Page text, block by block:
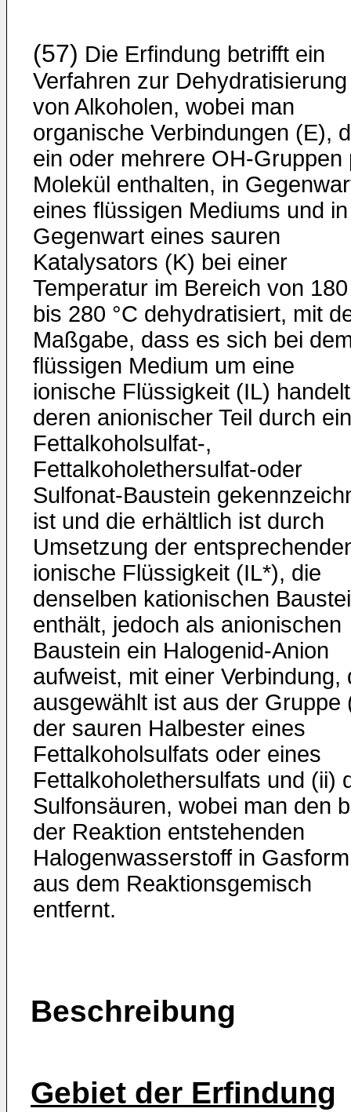
(57) Die Erfindung betrifft ein
Verfahren zur Dehydratisierung
von Alkoholen, wobei man
organische Verbindungen (E),
ein oder mehrere OH-Gruppen
Molekül enthalten, in
eines flüssigen Mediums und in
Gegenwart eines sauren
Katalysators (K) bei einer
Temperatur im Bereich von 180
bis 280 °C dehydratisiert, mit
Maßgabe, dass es sich bei
flüssigen Medium um eine
ionische Flüssigkeit (IL)
deren anionischer Teil durch
Fettalkoholsulfat-,
Fettalkoholethersulfat-oder
Sulfonat-Baustein
ist und die erhältlich ist durch
Umsetzung der
ionische Flüssigkeit (IL*), die
denselben kationischen
enthält, jedoch als anionischen
Baustein ein Halogenid-Anion
aufweist, mit einer Verbindung,
ausgewählt ist aus der Gruppe
der sauren Halbester eines
Fettalkoholsulfats oder eines
Fettalkoholethersulfats und (ii)
Sulfonsäuren, wobei man den
der Reaktion entstehenden
Halogenwasserstoff in Gasform
aus dem Reaktionsgemisch
entfernt.
Beschreibung
Gebiet der Erfindung